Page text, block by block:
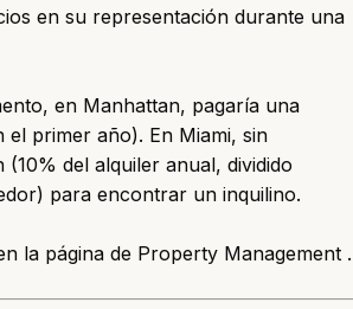
en su representación durante una
, en Manhattan, pagaría una
primer año). En Miami, sin
del alquiler anual, dividido
para encontrar un inquilino.
la página de Property Management .